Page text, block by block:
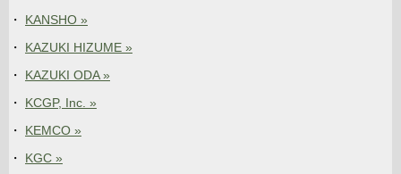
KANSHO »
KAZUKI HIZUME »
KAZUKI ODA »
KCGP, Inc. »
KEMCO »
KGC »